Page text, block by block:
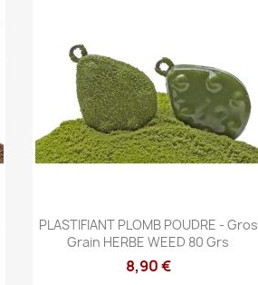
Aperçu rapide
PLASTIFIANT PLOMB POUDRE - Gros
Grain HERBE WEED 80 Grs
8,90 €